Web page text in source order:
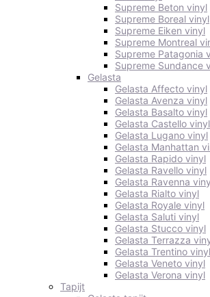
Supreme Beton vinyl
Supreme Boreal vinyl
Supreme Eiken vinyl
Supreme Montreal
Supreme Patagonia
Supreme Sundance
Gelasta
Gelasta Affecto vinyl
Gelasta Avenza vinyl
Gelasta Basalto vinyl
Gelasta Castello vinyl
Gelasta Lugano vinyl
Gelasta Manhattan
Gelasta Rapido vinyl
Gelasta Ravello vinyl
Gelasta Ravenna
Gelasta Rialto vinyl
Gelasta Royale vinyl
Gelasta Saluti vinyl
Gelasta Stucco vinyl
Gelasta Terrazza
Gelasta Trentino vinyl
Gelasta Veneto vinyl
Gelasta Verona vinyl
Tapijt